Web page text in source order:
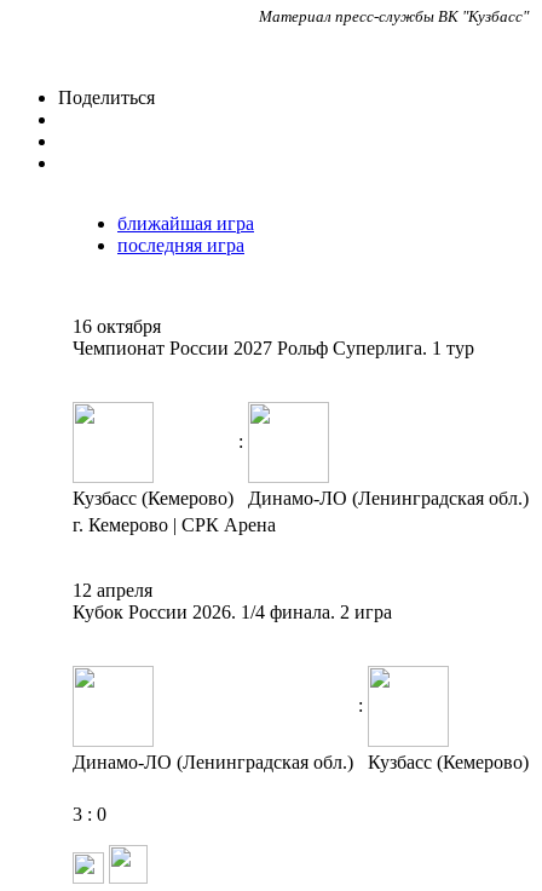
Материал пресс-службы ВК "Кузбасс"
Поделиться
ближайшая игра
последняя игра
16 октября
Чемпионат России 2027 Рольф Суперлига. 1 тур
:
Кузбасс (Кемерово)
Динамо-ЛО (Ленинградская обл.)
г. Кемерово | СРК Арена
12 апреля
Кубок России 2026. 1/4 финала. 2 игра
:
Динамо-ЛО (Ленинградская обл.) Кузбасс (Кемерово)
3 : 0